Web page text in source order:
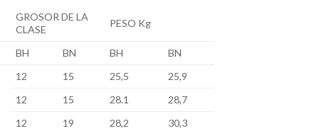
GROSOR DE LA
CLASE
PESO Kg
BH BN BH
BN
12
15 25,5
25,9
12
15 28.1
28,7
12
19 28,2
30,3